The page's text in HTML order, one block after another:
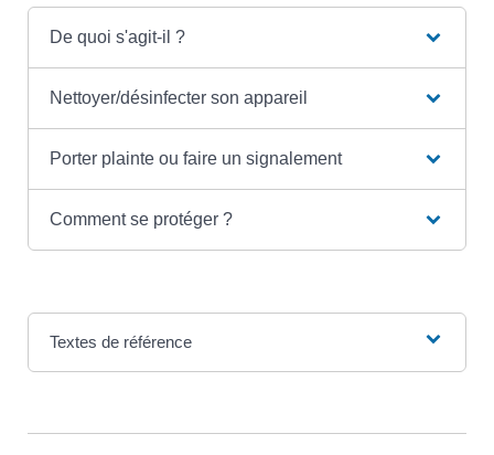
De quoi s'agit-il ?
Nettoyer/désinfecter son appareil
Porter plainte ou faire un signalement
Comment se protéger ?
Textes de référence